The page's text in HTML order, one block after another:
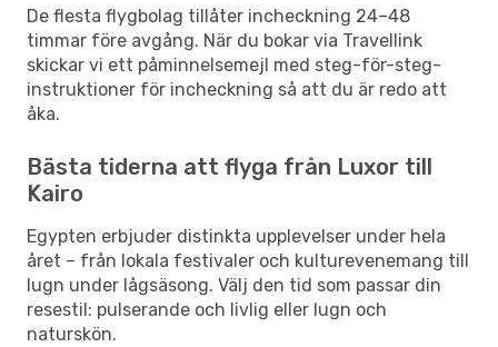
De flesta flygbolag tillåter incheckning 24–48
timmar före avgång. När du bokar via Travellink
skickar vi ett påminnelsemejl med steg-för-steg-
instruktioner för incheckning så att du är redo att
åka.
Bästa tiderna att flyga från Luxor till
Kairo
Egypten erbjuder distinkta upplevelser under hela
året – från lokala festivaler och kulturevenemang till
lugn under lågsäsong. Välj den tid som passar din
resestil: pulserande och livlig eller lugn och
naturskön.